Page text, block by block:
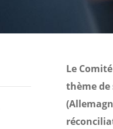
Le
thème de